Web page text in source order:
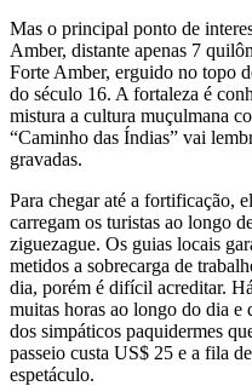
Mas o principal ponto de
Amber, distante apenas 7
Forte Am­ber, erguido no topo
do século 16. A fortaleza é
mistura a cultura muçulmana
“Caminho das Índias” vai
gravadas.
Para chegar até a fortificação,
carregam os turistas ao longo
ziguezague. Os guias locais
metidos a sobrecarga de
dia, porém é difícil acreditar.
muitas horas ao longo do dia e
dos simpáticos paquidermes
passeio custa US$ 25 e a fila
espetáculo.